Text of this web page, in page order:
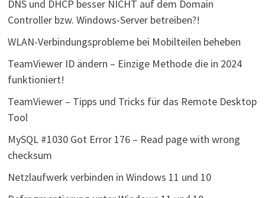
DNS und DHCP besser NICHT auf dem Domain
Controller bzw. Windows-Server betreiben?!
WLAN-Verbindungsprobleme bei Mobilteilen beheben
TeamViewer ID ändern – Einzige Methode die in 2024
funktioniert!
TeamViewer – Tipps und Tricks für das Remote Desktop
Tool
MySQL #1030 Got Error 176 – Read page with wrong
checksum
Netzlaufwerk verbinden in Windows 11 und 10